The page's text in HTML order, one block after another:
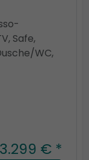
Safe,
WC,
3.299 € *